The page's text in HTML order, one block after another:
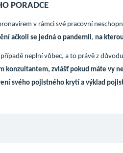
PORADCE
v rámci své pracovní
ačkoli se jedná o pandemii, na
neplní vůbec, a to právě z
konzultantem, zvlášť pokud máte vy
svého pojistného krytí a výklad